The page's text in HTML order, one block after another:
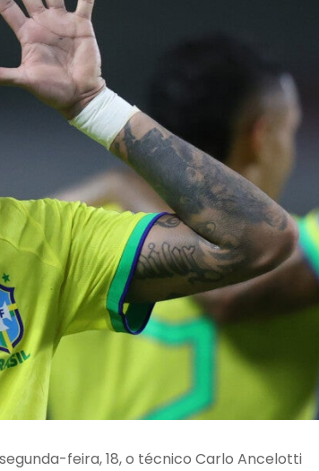
feira, 18, o técnico Carlo Ancelotti